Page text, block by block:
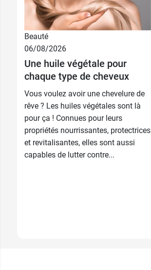
Beauté
06/08/2026
Une huile végétale pour
chaque type de cheveux
Vous voulez avoir une chevelure de
rêve ? Les huiles végétales sont là
pour ça ! Connues pour leurs
propriétés nourrissantes, protectrices
et revitalisantes, elles sont aussi
capables de lutter contre...